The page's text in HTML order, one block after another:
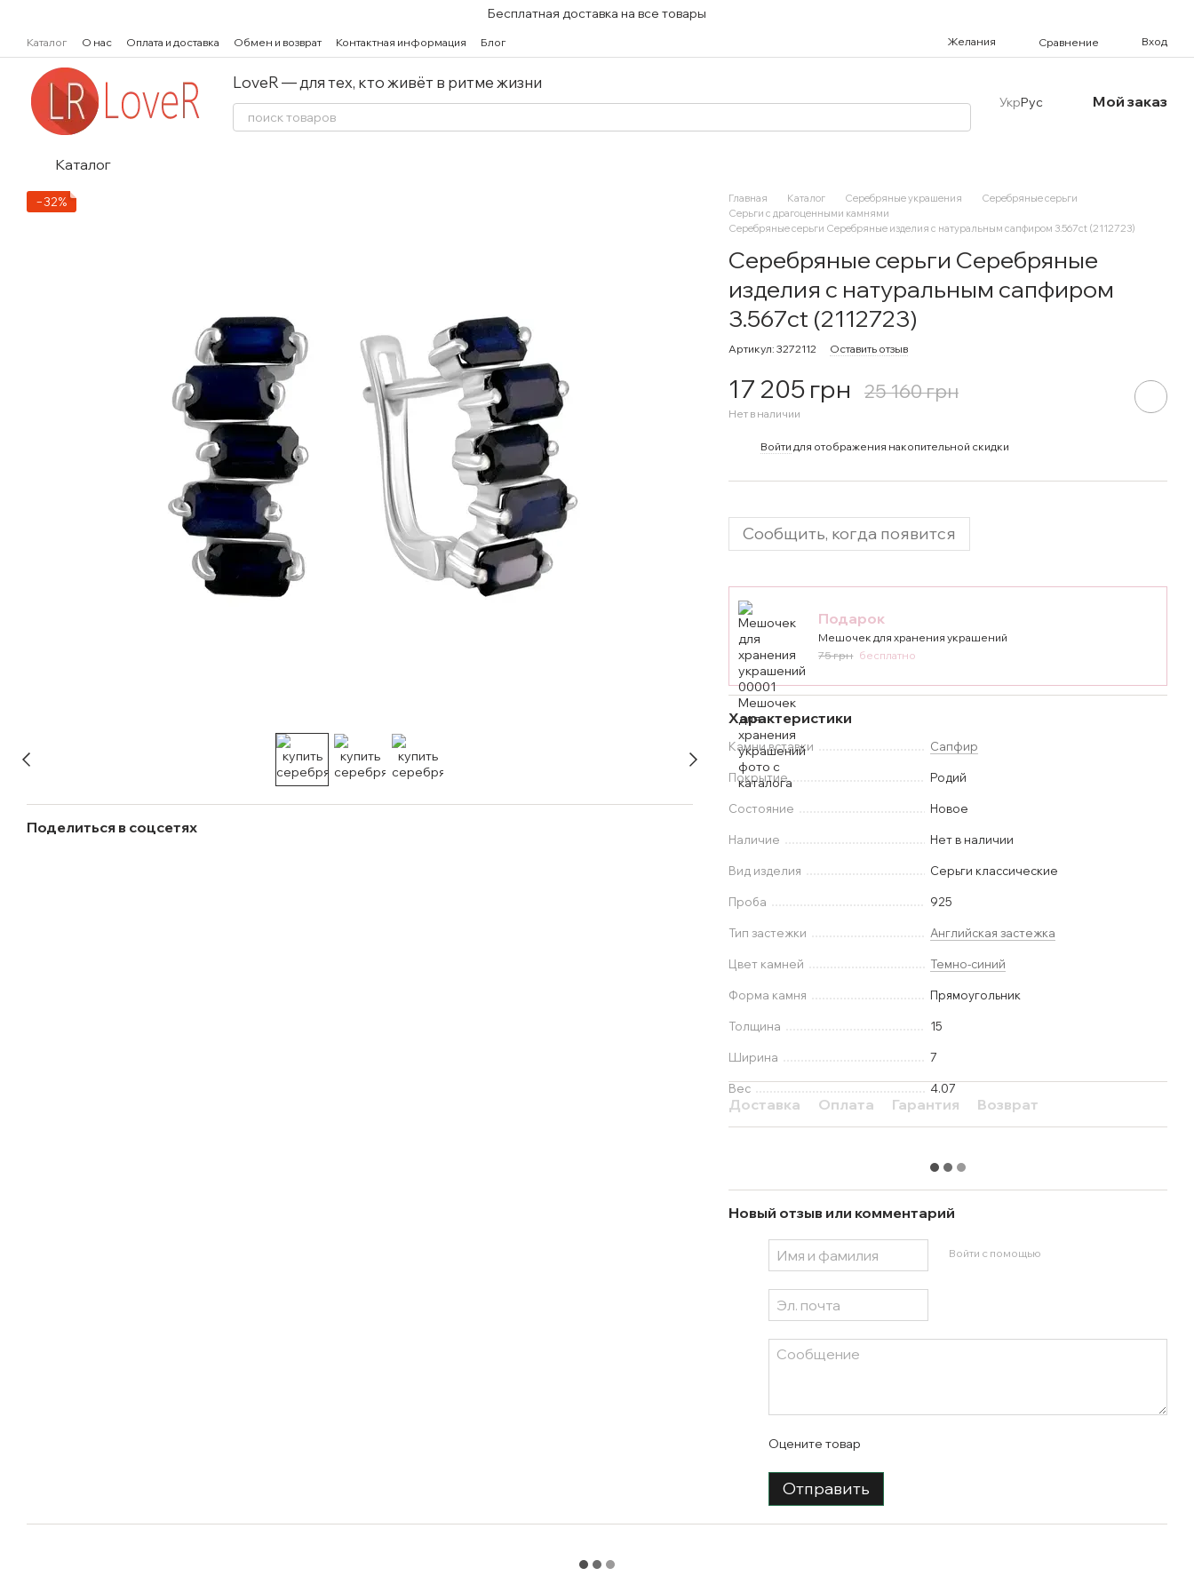
Бесплатная доставка на все товары
Каталог О нас Оплата и доставка Обмен и возврат Контактная информация Блог Желания Сравнение Вход
LoveR — для тех, кто живёт в ритме жизни
УкрРус Мой заказ
Каталог
−32%
Поделиться в соцсетях
Главная Каталог Серебряные украшения
Серебряные серьги
Серьги с драгоценными камнями
Серебряные серьги Серебряные изделия с натуральным сапфиром 3.567ct (2112723)
Серебряные серьги Серебряные
изделия с натуральным сапфиром
3.567ct (2112723)
Артикул: 3272112 Оставить отзыв
17 205 грн 25 160 грн
Нет в наличии
Войти для отображения накопительной скидки
Сообщить, когда появится
Подарок
Мешочек для хранения украшений
75 грн бесплатно
Характеристики
Камни вставки Сапфир
Покрытие Родий
Состояние Новое
Наличие Нет в наличии
Вид изделия Серьги классические
Проба 925
Тип застежки Английская застежка
Цвет камней Темно-синий
Форма камня Прямоугольник
Толщина 15
Ширина 7
Вес 4.07
Доставка Оплата Гарантия Возврат
Новый отзыв или комментарий
Войти с помощью
Оцените товар
Отправить